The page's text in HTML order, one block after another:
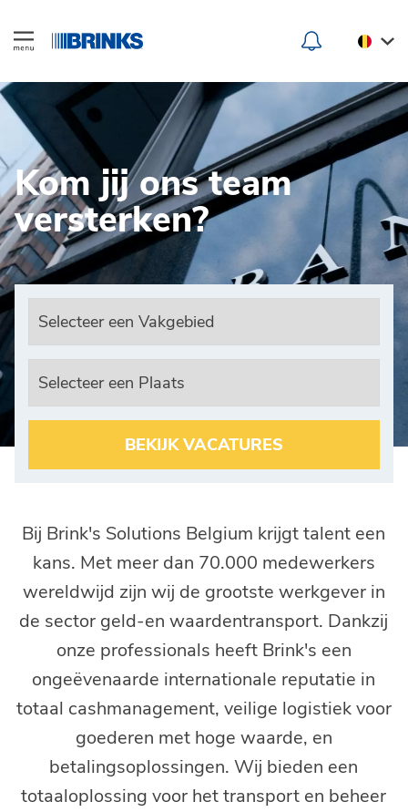
Kom jij ons team
versterken?
BEKIJK VACATURES
Bij Brink's Solutions Belgium krijgt talent een
kans. Met meer dan 70.000 medewerkers
wereldwijd zijn wij de grootste werkgever in
de sector geld-en waardentransport. Dankzij
onze professionals heeft Brink's een
ongeëvenaarde internationale reputatie in
totaal cashmanagement, veilige logistiek voor
goederen met hoge waarde, en
betalingsoplossingen. Wij bieden een
totaaloplossing voor het transport en beheer